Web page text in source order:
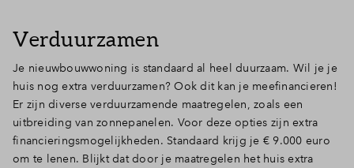
Verduurzamen
Je nieuwbouwwoning is standaard al heel duurzaam. Wil je je
huis nog extra verduurzamen? Ook dit kan je meefinancieren!
Er zijn diverse verduurzamende maatregelen, zoals een
uitbreiding van zonnepanelen. Voor deze opties zijn extra
financieringsmogelijkheden. Standaard krijg je € 9.000 euro
om te lenen. Blijkt dat door je maatregelen het huis extra